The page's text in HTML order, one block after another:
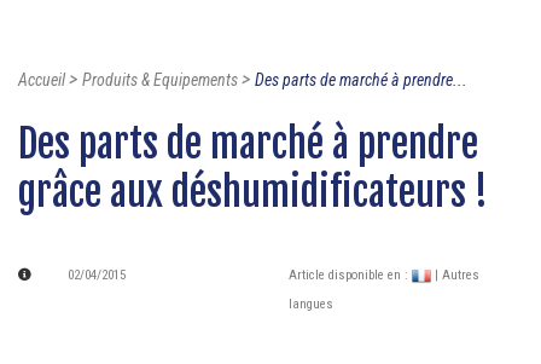
Accueil> Produits & Equipements> Des parts de marché à prendre...
Des parts de marché à prendre
grâce aux déshumidificateurs !
02/04/2015 Article disponible en :
| Autres
langues